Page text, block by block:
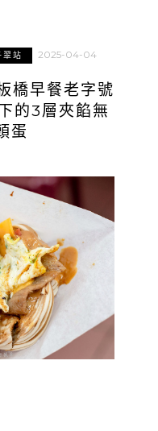
翠站 2025-04-04
橋早餐老字號
的3層夾餡無
蛋